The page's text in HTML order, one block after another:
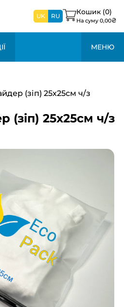
UK RU Кошик (0)
На суму 0,00₴
МЕНЮ
(зіп) 25х25см ч/з
(зіп) 25х25см ч/з